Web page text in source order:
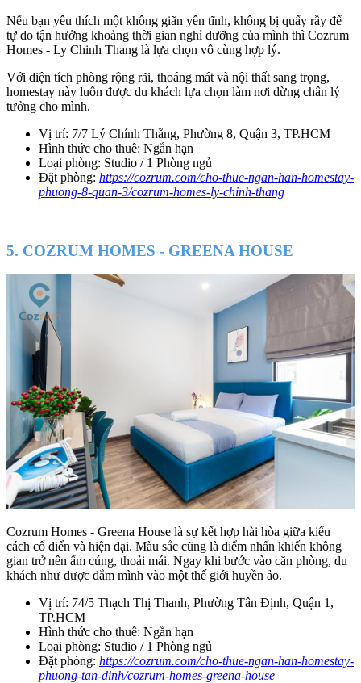
Nếu bạn yêu thích một không giãn yên tĩnh, không bị quấy rầy để
tự do tận hưởng khoảng thời gian nghỉ dưỡng của mình thì Cozrum
Homes - Ly Chinh Thang là lựa chọn vô cùng hợp lý.
Với diện tích phòng rộng rãi, thoáng mát và nội thất sang trọng,
homestay này luôn được du khách lựa chọn làm nơi dừng chân lý
tưởng cho mình.
Vị trí: 7/7 Lý Chính Thắng, Phường 8, Quận 3, TP.HCM
Hình thức cho thuê: Ngắn hạn
Loại phòng: Studio / 1 Phòng ngủ
Đặt phòng: https://cozrum.com/cho-thue-ngan-han-homestay-
phuong-8-quan-3/cozrum-homes-ly-chinh-thang
5. COZRUM HOMES - GREENA HOUSE
Cozrum Homes - Greena House là sự kết hợp hài hòa giữa kiểu
cách cổ điển và hiện đại. Màu sắc cũng là điểm nhấn khiến không
gian trở nên ấm cúng, thoải mái. Ngay khi bước vào căn phòng, du
khách như được đắm mình vào một thế giới huyền ảo.
Vị trí: 74/5 Thạch Thị Thanh, Phường Tân Định, Quận 1,
TP.HCM
Hình thức cho thuê: Ngắn hạn
Loại phòng: Studio / 1 Phòng ngủ
Đặt phòng: https://cozrum.com/cho-thue-ngan-han-homestay-
phuong-tan-dinh/cozrum-homes-greena-house